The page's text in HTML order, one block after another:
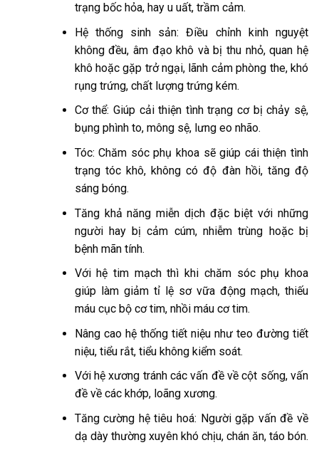
trạng bốc hỏa, hay u uất, trầm cảm.
Hệ thống sinh sản: Điều chỉnh kinh nguyệt
không đều, âm đạo khô và bị thu nhỏ, quan hệ
khô hoặc gặp trở ngại, lãnh cảm phòng the, khó
rụng trứng, chất lượng trứng kém.
Cơ thể: Giúp cải thiện tình trạng cơ bị chảy sệ,
bụng phình to, mông sệ, lưng eo nhão.
Tóc: Chăm sóc phụ khoa sẽ giúp cái thiện tình
trạng tóc khô, không có độ đàn hồi, tăng độ
sáng bóng.
Tăng khả năng miễn dịch đặc biệt với những
người hay bị cảm cúm, nhiễm trùng hoặc bị
bệnh mãn tính.
Với hệ tim mạch thì khi chăm sóc phụ khoa
giúp làm giảm tỉ lệ sơ vữa động mạch, thiếu
máu cục bộ cơ tim, nhồi máu cơ tim.
Nâng cao hệ thống tiết niệu như teo đường tiết
niệu, tiểu rắt, tiểu không kiểm soát.
Với hệ xương tránh các vấn đề về cột sống, vấn
đề về các khớp, loãng xương.
Tăng cường hệ tiêu hoá: Người gặp vấn đề về
dạ dày thường xuyên khó chịu, chán ăn, táo bón.